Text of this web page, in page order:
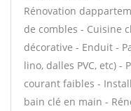
Rénovation
de combles - Cuisine
décorative - Enduit -
lino, dalles PVC, etc) -
courant faibles -
bain clé en main -